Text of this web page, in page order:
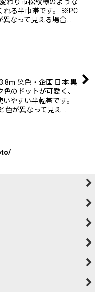
れる半巾帯です。 ※PC
なって見える場合…
ｍ 染色・企画 日本 黒
のドットが可愛く、
やすい半幅帯です。
が異なって見え…